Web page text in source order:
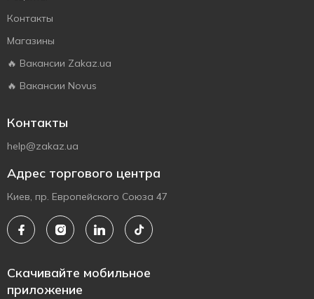
Контакты
Магазины
🔥 Вакансии Zakaz.ua
🔥 Вакансии Novus
Контакты
help@zakaz.ua
Адрес торгового центра
Киев, пр. Европейского Союза 47
Скачивайте мобильное
приложение